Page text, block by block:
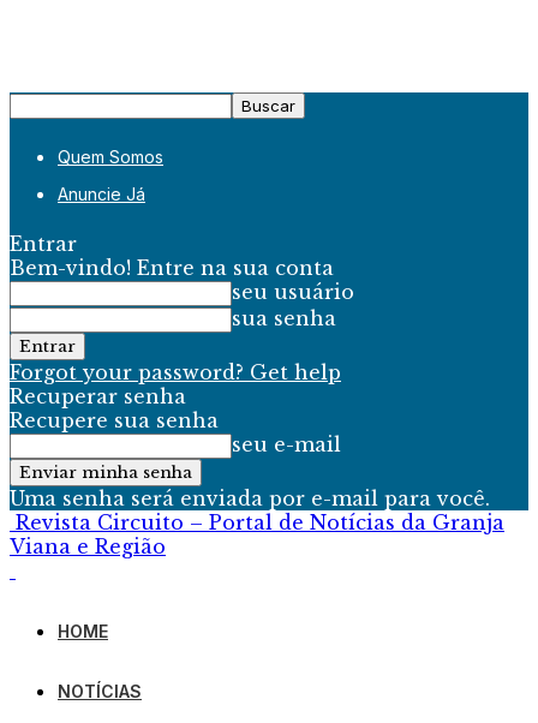
Quem Somos
Anuncie Já
Entrar
Bem-vindo! Entre na sua conta
seu usuário
sua senha
Forgot your password? Get help
Recuperar senha
Recupere sua senha
seu e-mail
Uma senha será enviada por e-mail para você.
Revista Circuito – Portal de Notícias da Granja
Viana e Região
HOME
NOTÍCIAS